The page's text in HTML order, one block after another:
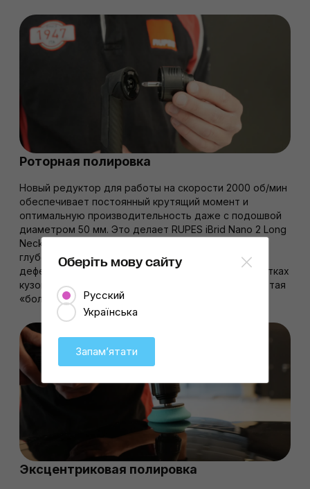
Роторная полировка
Новый редуктор для работы на скорости 2000 об⁠/⁠мин
обеспечивает постоянный крутящий момент и
оптимальную производительность даже с подошвой
диаметром 50 мм. Это делает RUPES iBrid Nano 2 Long
Neck
глубоких царапин, окислений и других серьёзных
дефектов в местах со сложной геометрией и участках
кузова, к которым невозможно подобраться, работая
«большой» машиной.
Эксцентриковая полировка
Оберіть мову сайту
Русский
Українська
Запамʼятати